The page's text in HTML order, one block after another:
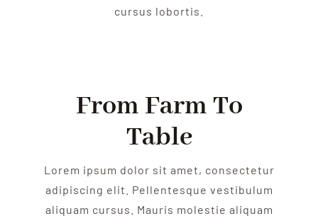
cursus lobortis.
From Farm To
Table
Lorem ipsum dolor sit amet, consectetur
adipiscing elit. Pellentesque vestibulum
aliquam cursus. Mauris molestie aliquam